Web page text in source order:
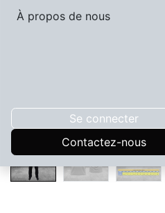
À propos de nous
Se connecter
Contactez-nous